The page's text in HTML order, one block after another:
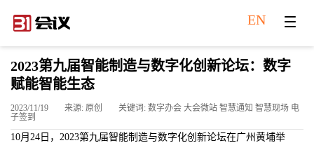
EN
2023第九届智能制造与数字化创新论坛：数字
赋能智能生态
2023/11/19 来源: 原创
关键词: 数字办会 大会微站 智慧通知 智慧现场 电
子签到
10月24日，2023第九届智能制造与数字化创新论坛在广州黄埔举